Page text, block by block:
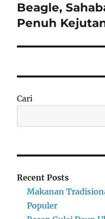
post:
Beagle,
Penuh
Cari
Recent Posts
Makanan
Populer